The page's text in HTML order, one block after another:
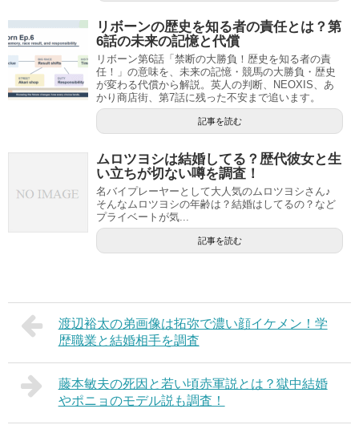
リボーンの歴史を知る者の責任とは？第
6話の未来の記憶と代償
リボーン第6話「禁断の大勝負！歴史を知る者の責
任！」の意味を、未来の記憶・競馬の大勝負・歴史
が変わる代償から解説。英人の判断、NEOXIS、あ
かり商店街、第7話に残った不安まで追います。
記事を読む
ムロツヨシは結婚してる？歴代彼女と生
い立ちが切ない噂を調査！
名バイプレーヤーとして大人気のムロツヨシさん♪
そんなムロツヨシの年齢は？結婚はしてるの？など
プライベートが気...
記事を読む
渡辺裕太の弟画像は拓弥で濃い顔イケメン！学
歴職業と結婚相手を調査
藤本敏夫の死因と若い頃赤軍説とは？獄中結婚
やポニョのモデル説も調査！